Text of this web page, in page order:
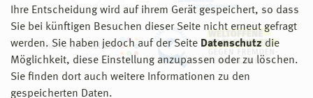
Ihre Entscheidung wird auf ihrem Gerät gespeichert, so dass
Sie bei künftigen Besuchen dieser Seite nicht erneut gefragt
werden. Sie haben jedoch auf der Seite Datenschutz die
Möglichkeit, diese Einstellung anzupassen oder zu löschen.
Sie finden dort auch weitere Informationen zu den
gespeicherten Daten.